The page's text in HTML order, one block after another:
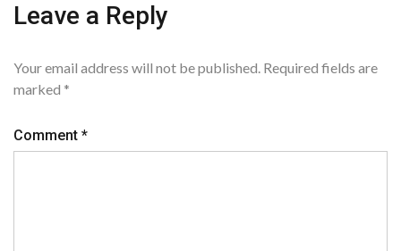
Leave a Reply
Your email address will not be published. Required fields are
marked *
Comment *